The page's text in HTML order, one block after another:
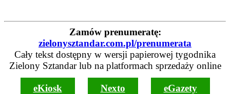
Zamów prenumeratę:
zielonysztandar.com.pl/prenumerata
Cały tekst dostępny w wersji papierowej tygodnika
Zielony Sztandar lub na platformach sprzedaży online
eKiosk Nexto eGazety